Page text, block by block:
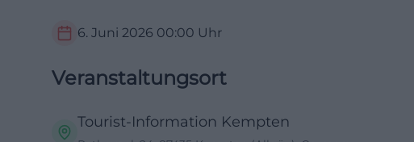
6. Juni 2026 00:00 Uhr
Veranstaltungsort
Tourist-Information Kempten